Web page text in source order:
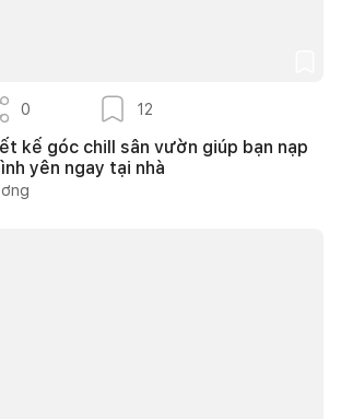
0 12
kế góc chill sân vườn giúp bạn nạp
yên ngay tại nhà